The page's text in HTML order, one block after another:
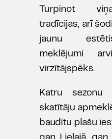
Turpinot
tradīcijas, arī
jaunu
meklējumi
virzītājspēks.
Katru
skatītāju
baudītu plašu